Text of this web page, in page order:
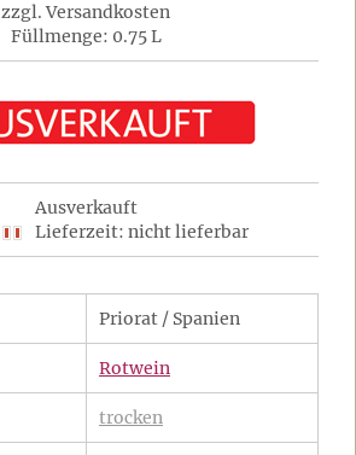
zzgl. Versandkosten
Füllmenge: 0.75 L
Ausverkauft
Lieferzeit: nicht lieferbar
Priorat / Spanien
Rotwein
trocken